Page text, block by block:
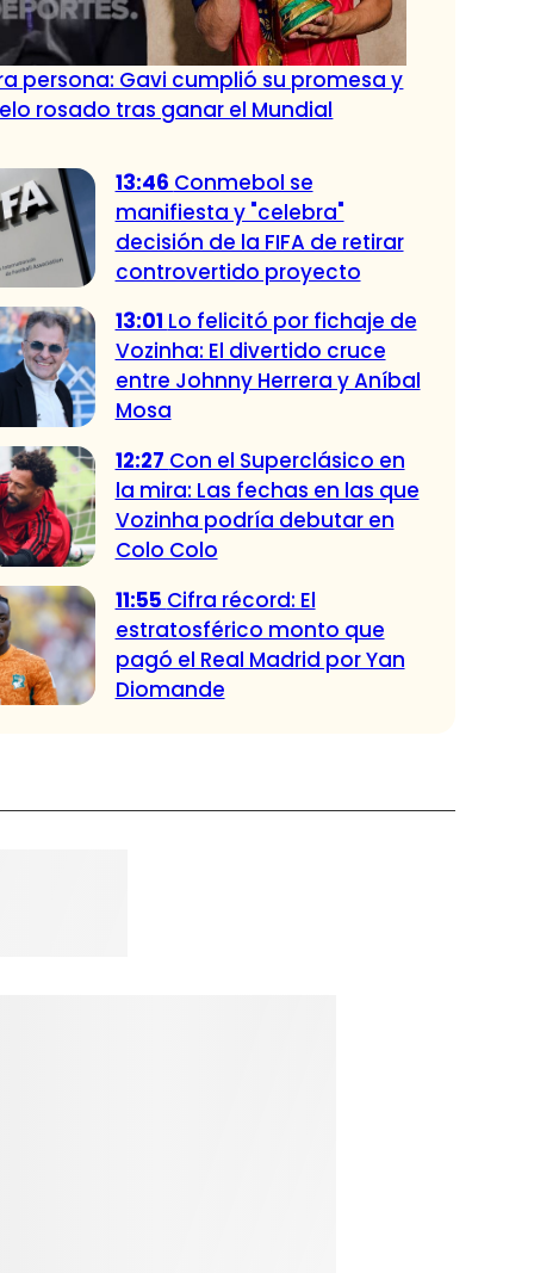
persona: Gavi cumplió su promesa y
rosado tras ganar el Mundial
13:46 Conmebol se
manifiesta y "celebra"
decisión de la FIFA de retirar
controvertido proyecto
13:01 Lo felicitó por fichaje de
Vozinha: El divertido cruce
entre Johnny Herrera y Aníbal
Mosa
12:27 Con el Superclásico en
la mira: Las fechas en las que
Vozinha podría debutar en
Colo Colo
11:55 Cifra récord: El
estratosférico monto que
pagó el Real Madrid por Yan
Diomande